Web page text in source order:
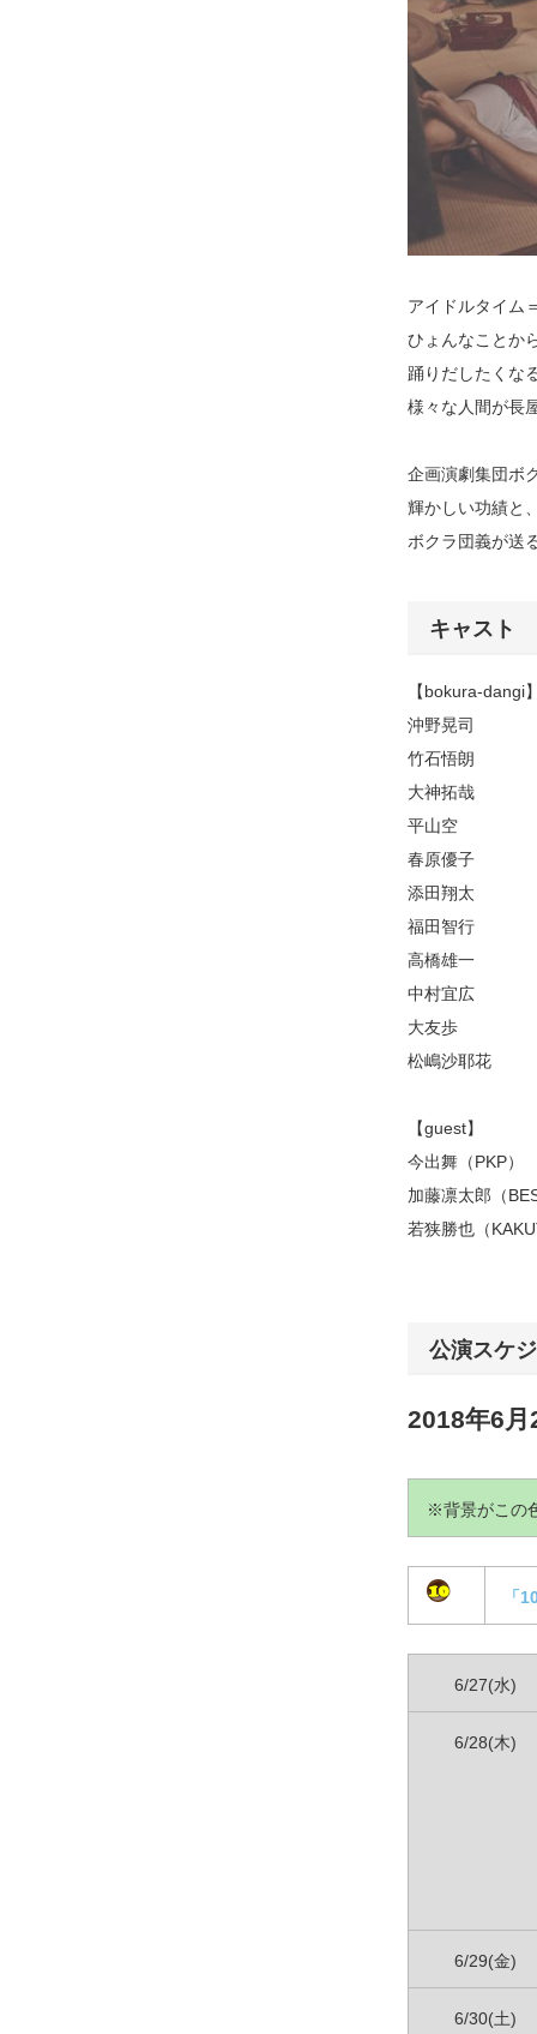
アイドルタイム
ひょんなことか
踊りだしたくな
様々な人間が長
企画演劇集団ボ
輝かしい功績と
ボクラ団義が送
キャスト
【bokura-dangi
沖野晃司
竹石悟朗
大神拓哉
平山空
春原優子
添田翔太
福田智行
高橋雄一
中村宜広
大友歩
松嶋沙耶花
【guest】
今出舞（PKP）
加藤凛太郎（
若狭勝也（
公演スケ
2018年6月
※背景がこの
「
6/27(水)
6/28(木)
6/29(金)
6/30(土)